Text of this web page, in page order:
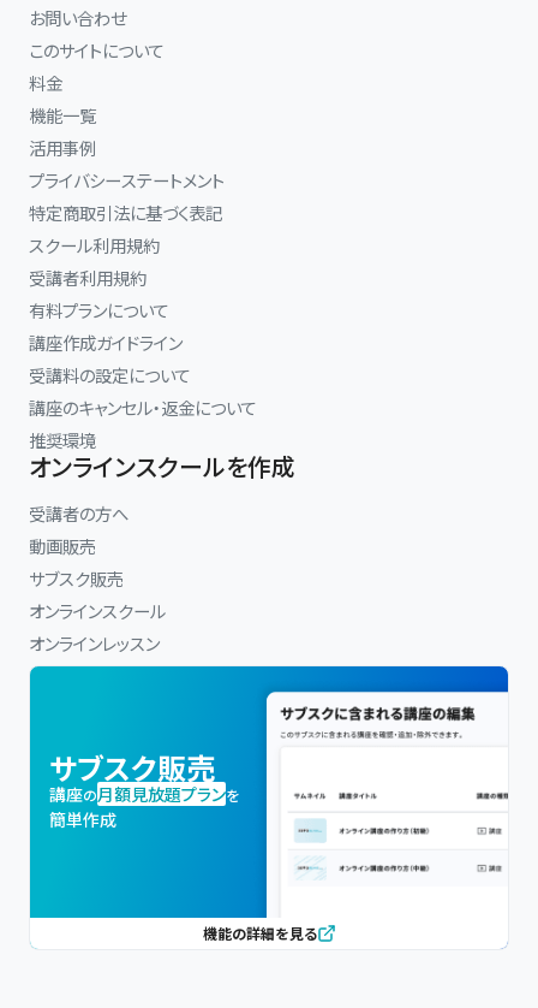
お問い合わせ
このサイトについて
料金
機能一覧
活用事例
プライバシーステートメント
特定商取引法に基づく表記
スクール利用規約
受講者利用規約
有料プランについて
講座作成ガイドライン
受講料の設定について
講座のキャンセル・返金について
推奨環境
オンラインスクールを作成
受講者の方へ
動画販売
サブスク販売
オンラインスクール
オンラインレッスン
サブスク販売
講座の月額見放題プランを
簡単作成
機能の詳細を見る